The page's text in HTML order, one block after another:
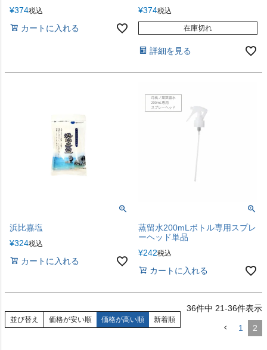
¥374税込
カートに入れる
¥374税込
在庫切れ
詳細を見る
浜比嘉塩
¥324税込
カートに入れる
蒸留水200mLボトル専用スプレ
ーヘッド単品
¥242税込
カートに入れる
並び替え 価格が安い順 価格が高い順 新着順
36件中 21-36件表示
1 2